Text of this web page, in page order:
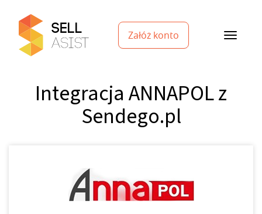
Załóż konto
Integracja ANNAPOL z
Sendego.pl